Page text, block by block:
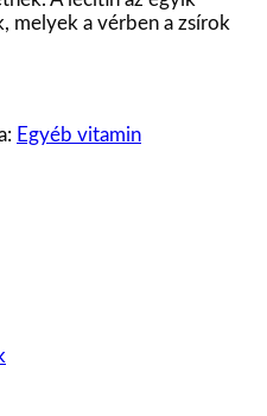
melyek a vérben a zsírok
Egyéb vitamin